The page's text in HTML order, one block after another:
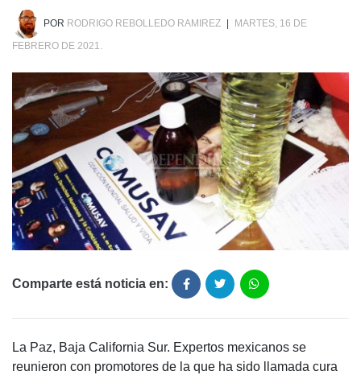
POR RODRIGO REBOLLEDO RAMIREZ
MARTES, 16 DE
FEBRERO DE 2021.
Comparte está noticia en:
La Paz, Baja California Sur. Expertos mexicanos se
reunieron con promotores de la que ha sido llamada cura